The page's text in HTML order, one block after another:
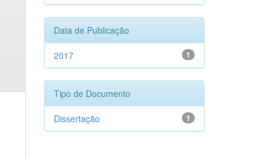
Data de Publicação
1
2017
Tipo de Documento
1
Dissertação